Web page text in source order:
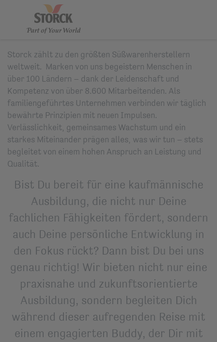
Storck zählt zu den größten Süßwarenherstellern
weltweit. Marken von uns begeistern Menschen in
über 100 Ländern – dank der Leidenschaft und
Kompetenz von über 8.600 Mitarbeitenden. Als
familiengeführtes Unternehmen verbinden wir täglich
bewährte Prinzipien mit neuen Impulsen.
Verlässlichkeit, gemeinsames Wachstum und ein
starkes Miteinander prägen alles, was wir tun – stets
begleitet von einem hohen Anspruch an Leistung und
Qualität.
Bist Du bereit für eine kaufmännische
Ausbildung, die nicht nur Deine
fachlichen Fähigkeiten fördert, sondern
auch Deine persönliche Entwicklung in
den Fokus rückt? Dann bist Du bei uns
genau richtig! Wir bieten nicht nur eine
praxisnahe und zukunftsorientierte
Ausbildung, sondern begleiten Dich
während dieser aufregenden Reise mit
einem engagierten Buddy, der Dir mit